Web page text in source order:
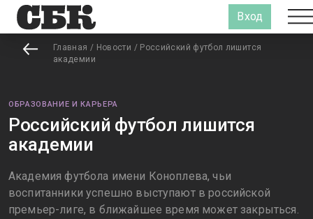
Вход
Главная / Новости / Российский футбол лишится
академии
ОБРАЗОВАНИЕ И КАРЬЕРА
Российский футбол лишится
академии
Академия футбола имени Коноплева, чьи
воспитанники успешно выступают в российской
премьер-лиге, в ближайшее время может закрыться.